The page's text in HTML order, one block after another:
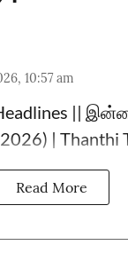
10:57 am
||
| Thanthi
Read More